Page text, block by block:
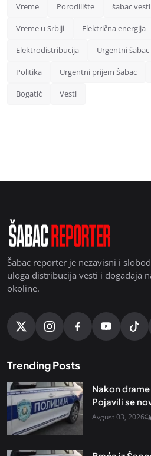
Vreme Porodilište šabac vesti
Vreme u Srbiji Električna energija
Elektrodistribucija Urgentni šabac
Politika Urgentni prijem Šabac
Bogatić Vesti
Šabac reporter je nezavisni i
uloga distribucija vesti i događaja
okoline.
Trending Posts
Nakon
Pojavili se
Avgust 03, 2026